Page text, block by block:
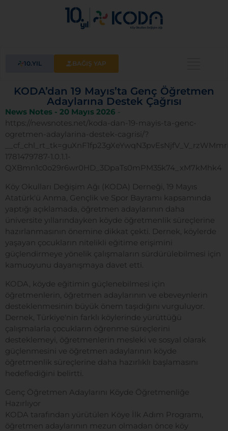
10.YIL BAĞIŞ YAP
KODA’dan 19 Mayıs’ta Genç Öğretmen
Adaylarına Destek Çağrısı
News Notes - 20 Mayıs 2026 -
https://newsnotes.net/koda-dan-19-mayis-ta-genc-
ogretmen-adaylarina-destek-cagrisi/?
1781479787-1.0.1.1-
QXBmn1c0o29r6wr0HD_3DpaTs0mPM35k74_xM7kMhk4
Köy Okulları Değişim Ağı (KODA) Derneği, 19 Mayıs
Atatürk'ü Anma, Gençlik ve Spor Bayramı kapsamında
yaptığı açıklamada, öğretmen adaylarının daha
üniversite yıllarındayken köyde öğretmenlik süreçlerine
hazırlanmasının önemine dikkat çekti. Dernek, köylerde
yaşayan çocukların nitelikli eğitime erişimini
güçlendirmeye yönelik çalışmaların sürdürülebilmesi için
kamuoyunu dayanışmaya davet etti.
KODA, köyde eğitimin güçlenebilmesi için
öğretmenlerin, öğretmen adaylarının ve ebeveynlerin
desteklenmesinin büyük önem taşıdığını vurguluyor.
Dernek, Türkiye'nin farklı köylerinde yürüttüğü
çalışmalarla çocukların öğrenme süreçlerini
desteklemeyi, öğretmenlerin mesleki ve sosyal olarak
güçlenmesini ve öğretmen adaylarının köyde
öğretmenlik süreçlerine daha hazırlıklı başlamasını
hedeflediğini belirtti.
Genç Öğretmen Adaylarını Köyde Öğretmenliğe
Hazırlıyor
KODA tarafından yürütülen Köye İlk Adım Programı,
öğretmen adaylarının mezun olmadan önce köy